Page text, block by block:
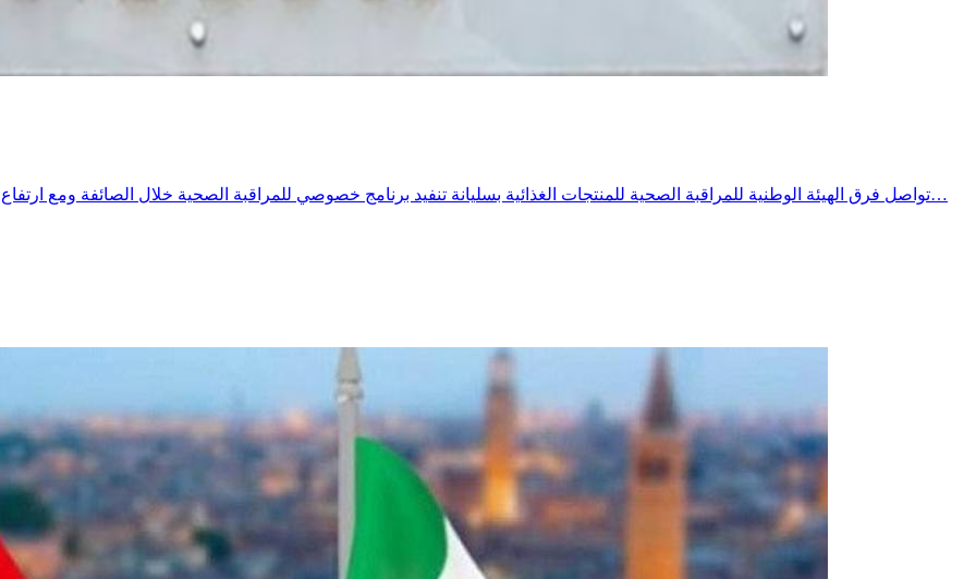
تواصل فرق الهيئة الوطنية للمراقبة الصحية للمنتجات الغذائية بسليانة تنفيد برنامج خصوصي للمراقبة الصحية خلال الصائفة ومع ارتفاع درجات يشمل المحلات المفتوحة للعموم وخاصة المطاعم محلات بيع…